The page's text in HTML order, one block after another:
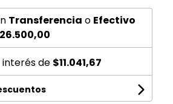
Transferencia o Efectivo
de $11.041,67